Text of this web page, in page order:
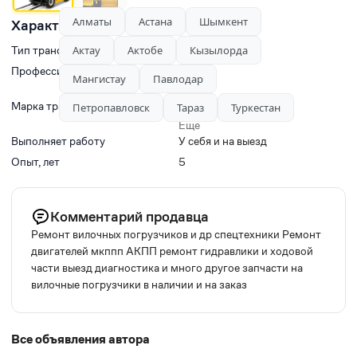
Характеристики
Тип транспорта
Профессии
,
,
,
Ещё
Марка транспорта
CATERPILLAR,
KOMATSU
Ещё
Выполняет работу
У себя и на выезд
Опыт, лет
5
Комментарий продавца
Ремонт вилочных погрузчиков и др спецтехники Ремонт
двигателей мкппп АКПП ремонт гидравлики и ходовой
части выезд диагностика и много другое запчасти на
вилочные погрузчики в наличии и на заказ
Все объявления автора
Алматы Астана
Шымкент
Актау
Актобе
Кызылорда
Мангистау
Павлодар
Петропавловск
Тараз Туркестан